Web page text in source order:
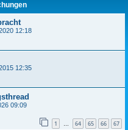
12:18
12:35
09:09
1 … 64 65 66 67